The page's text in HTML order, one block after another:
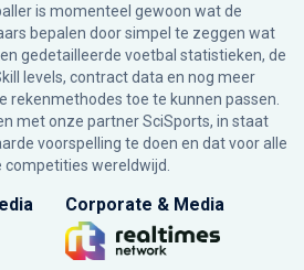
is momenteel gewoon wat de
bepalen door simpel te zeggen wat
gedetailleerde voetbal statistieken, de
levels, contract data en nog meer
rekenmethodes toe te kunnen passen.
met onze partner SciSports, in staat
voorspelling te doen en dat voor alle
wereldwijd.
Corporate & Media